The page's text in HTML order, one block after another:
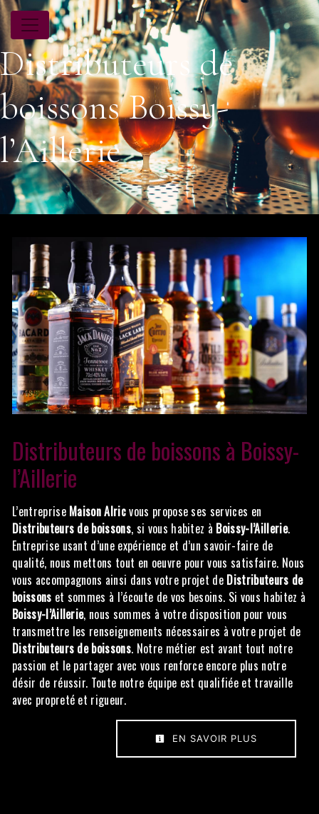
Panneau de gestion des cookies
Distributeurs de
boissons Boissy-
l’Aillerie
Distributeurs de boissons à Boissy-
l’Aillerie
L’entreprise Maison Alricvous propose ses services en
Distributeurs de boissons, si vous habitez à Boissy-l’Aillerie.
Entreprise usant d’une expérience et d’un savoir-faire de
qualité, nous mettons tout en oeuvre pour vous satisfaire. Nous
vous accompagnons ainsi dans votre projet de Distributeurs de
boissons et sommes à l’écoute de vos besoins. Si vous habitez à
Boissy-l’Aillerie, nous sommes à votre disposition pour vous
transmettre les renseignements nécessaires à votre projet de
Distributeurs de boissons. Notre métier est avant tout notre
passion et le partager avec vous renforce encore plus notre
désir de réussir. Toute notre équipe est qualifiée et travaille
avec propreté et rigueur.
EN SAVOIR PLUS